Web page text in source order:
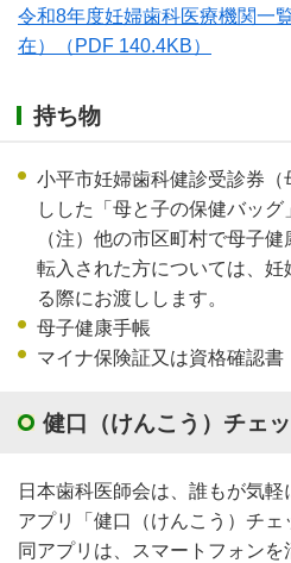
令和8年度妊婦歯科医療機関一
在）
（PDF 140.4KB）
持ち物
小平市妊婦歯科健診受診券
しした「母と子の保健バッグ
（注）他の市区町村で母子
転入された方については、
る際にお渡しします。
母子健康手帳
マイナ保険証又は資格確認書
健口（けんこう）チェ
日本歯科医師会は、誰もが気
アプリ「健口（けんこう）チェ
同アプリは、スマートフォン